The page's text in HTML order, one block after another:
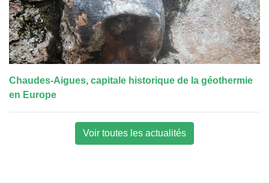
Chaudes-Aigues, capitale historique de la géothermie
en Europe
Voir toutes les actualités